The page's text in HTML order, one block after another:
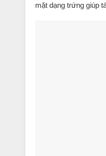
mặt dạng trứng giúp